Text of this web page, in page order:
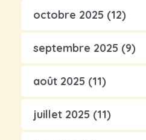
octobre 2025 (12)
septembre 2025 (9)
août 2025 (11)
juillet 2025 (11)